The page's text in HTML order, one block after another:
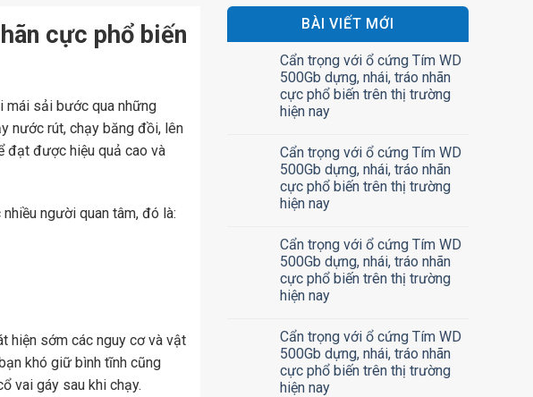
cực phổ biến
mái sải bước qua những
nước rút, chạy băng đồi, lên
đạt được hiệu quả cao và
người quan tâm, đó là:
hiện sớm các nguy cơ và vật
khó giữ bình tĩnh cũng
vai gáy sau khi chạy.
BÀI VIẾT MỚI
Cẩn trọng với ổ cứng Tím WD
500Gb dựng, nhái, tráo nhãn
cực phổ biến trên thị trường
hiện nay
Cẩn trọng với ổ cứng Tím WD
500Gb dựng, nhái, tráo nhãn
cực phổ biến trên thị trường
hiện nay
Cẩn trọng với ổ cứng Tím WD
500Gb dựng, nhái, tráo nhãn
cực phổ biến trên thị trường
hiện nay
Cẩn trọng với ổ cứng Tím WD
500Gb dựng, nhái, tráo nhãn
cực phổ biến trên thị trường
hiện nay